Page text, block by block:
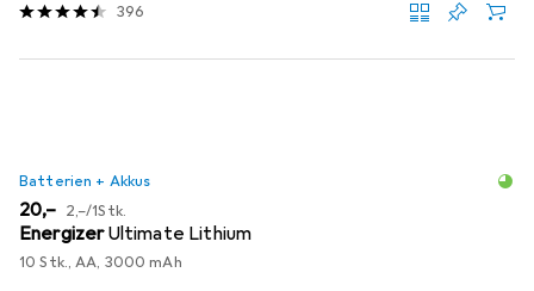
396
Batterien + Akkus
EUR
20,– EUR
2,–/1Stk.
EnergizerUltimate Lithium
10 Stk., AA, 3000 mAh